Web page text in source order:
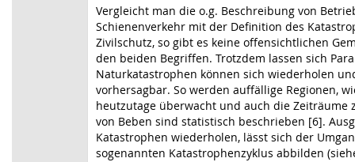
Vergleicht man die o.g. Beschreibung von
Schienenverkehr mit der Definition des
Zivilschutz, so gibt es keine offensichtlichen
den beiden Begriffen. Trotzdem lassen sich
Naturkatastrophen können sich wiederholen
vorhersagbar. So werden auffällige Regionen,
heutzutage überwacht und auch die Zeiträume
von Beben sind statistisch beschrieben [6].
Katastrophen wiederholen, lässt sich der
sogenannten Katastrophenzyklus abbilden